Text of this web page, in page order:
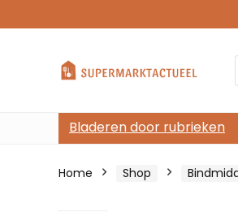
Bladeren door rubrieken
Home Shop